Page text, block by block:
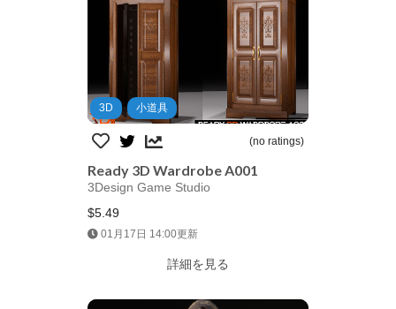
3D 小道具
(no ratings)
Ready 3D Wardrobe A001
3Design Game Studio
$5.49
01月17日 14:00更新
詳細を見る
Jump AssetStore